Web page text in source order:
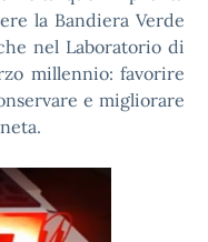
la Bandiera Verde
nel Laboratorio di
millennio: favorire
e migliorare